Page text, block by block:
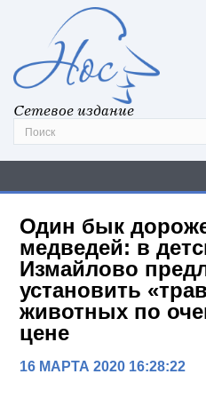
Сетевое издание
Один бык
медведей: в
Измайлово
установить
животных по
цене
16 МАРТА 2020 16:28:22